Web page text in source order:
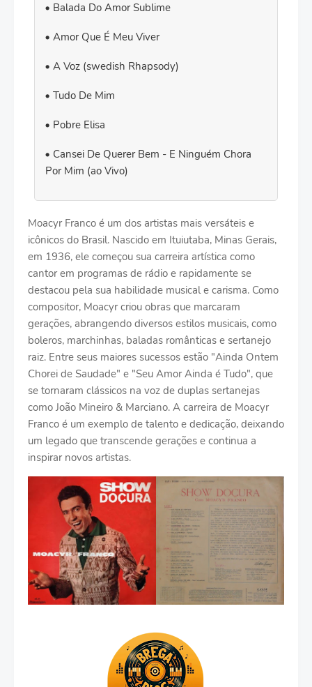
Balada Do Amor Sublime
Amor Que É Meu Viver
A Voz (swedish Rhapsody)
Tudo De Mim
Pobre Elisa
Cansei De Querer Bem - E Ninguém Chora
Por Mim (ao Vivo)
Moacyr Franco é um dos artistas mais versáteis e
icônicos do Brasil. Nascido em Ituiutaba, Minas Gerais,
em 1936, ele começou sua carreira artística como
cantor em programas de rádio e rapidamente se
destacou pela sua habilidade musical e carisma. Como
compositor, Moacyr criou obras que marcaram
gerações, abrangendo diversos estilos musicais, como
boleros, marchinhas, baladas românticas e sertanejo
raiz. Entre seus maiores sucessos estão "Ainda Ontem
Chorei de Saudade" e "Seu Amor Ainda é Tudo", que
se tornaram clássicos na voz de duplas sertanejas
como João Mineiro & Marciano. A carreira de Moacyr
Franco é um exemplo de talento e dedicação, deixando
um legado que transcende gerações e continua a
inspirar novos artistas.